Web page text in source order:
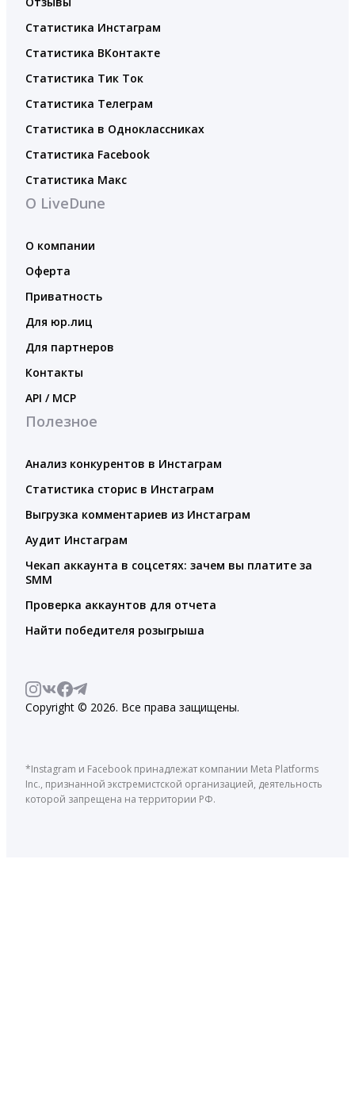
Статистика Инстаграм
Статистика ВКонтакте
Статистика Тик Ток
Статистика Телеграм
Статистика в Одноклассниках
Статистика Facebook
Статистика Макс
О LiveDune
О компании
Оферта
Приватность
Для юр.лиц
Для партнеров
Контакты
API / MCP
Полезное
Анализ конкурентов в Инстаграм
Статистика сторис в Инстаграм
Выгрузка комментариев из Инстаграм
Аудит Инстаграм
Чекап аккаунта в соцсетях: зачем вы платите за
SMM
Проверка аккаунтов для отчета
Найти победителя розыгрыша
Copyright © 2026. Все права защищены.
*Instagram и Facebook принадлежат компании Meta Platforms
Inc., признанной экстремистской организацией, деятельность
которой запрещена на территории РФ.